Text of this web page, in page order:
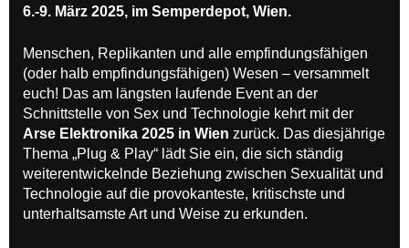
6.-9. März 2025, im Semperdepot, Wien.
Menschen, Replikanten und alle empfindungsfähigen
(oder halb empfindungsfähigen) Wesen – versammelt
euch! Das am längsten laufende Event an der
Schnittstelle von Sex und Technologie kehrt mit der
Arse Elektronika 2025 in Wien zurück. Das diesjährige
Thema „Plug & Play“ lädt Sie ein, die sich ständig
weiterentwickelnde Beziehung zwischen Sexualität und
Technologie auf die provokanteste, kritischste und
unterhaltsamste Art und Weise zu erkunden.